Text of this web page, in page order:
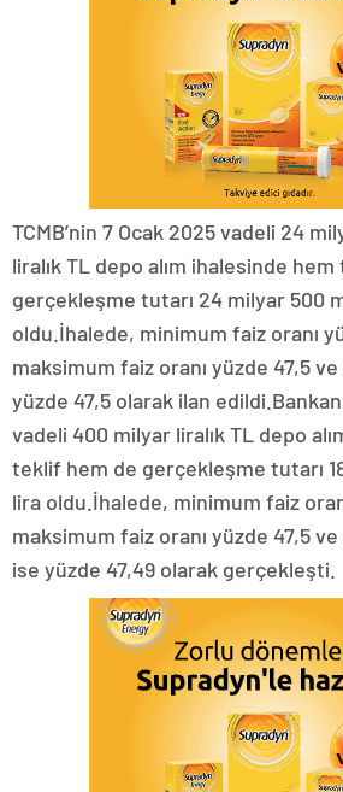
TCMB’nin 7 Ocak 2025 vadeli 24
liralık TL depo alım ihalesinde
gerçekleşme tutarı 24 milyar 500
oldu.İhalede, minimum faiz oranı
maksimum faiz oranı yüzde 47,5
yüzde 47,5 olarak ilan
vadeli 400 milyar liralık TL depo
teklif hem de gerçekleşme tutarı
lira oldu.İhalede, minimum faiz
maksimum faiz oranı yüzde 47,5
ise yüzde 47,49 olarak gerçekleşti.